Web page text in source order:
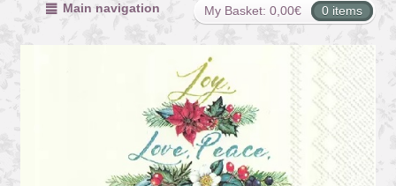
My Basket: 0,00€ 0 items
Main navigation